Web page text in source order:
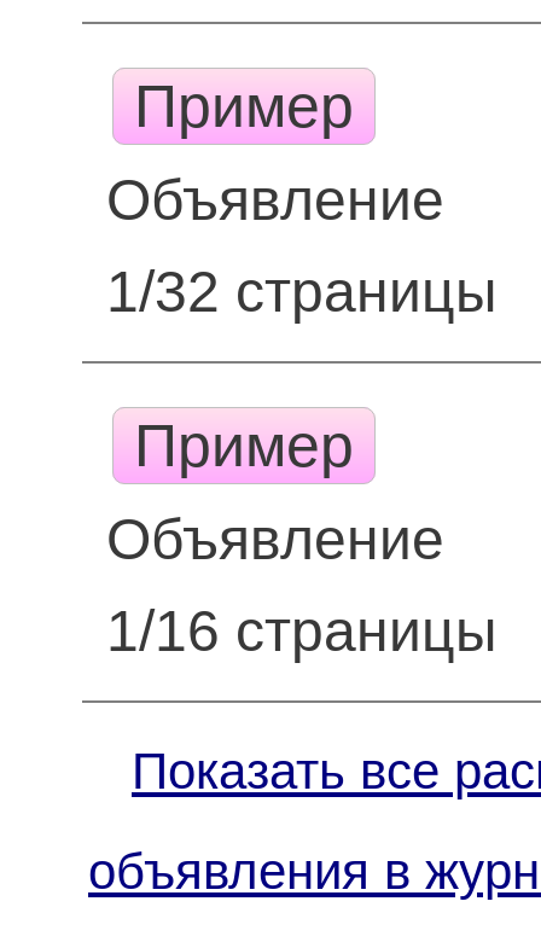
Пример
Объявление
1/32 страницы
Пример
Объявление
1/16 страницы
Показать все
объявления в